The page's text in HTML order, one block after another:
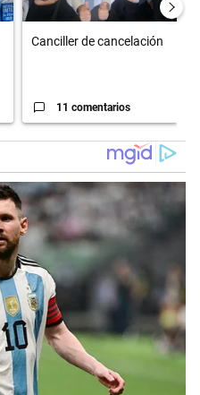
Canciller de cancelación
11 comentarios